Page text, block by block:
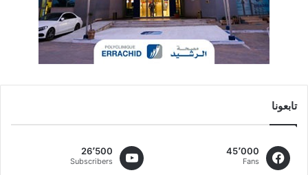
تابعونا
45٬000
Fans
26٬500
Subscribers